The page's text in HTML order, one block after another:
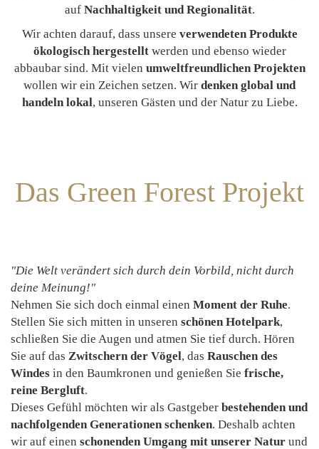
auf Nachhaltigkeit und Regionalität.
Wir achten darauf, dass unsere verwendeten Produkte
ökologisch hergestelltwerden und ebenso wieder
abbaubar sind. Mit vielen umweltfreundlichen Projekten
wollen wir ein Zeichen setzen. Wir denken global und
handeln lokal, unseren Gästen und der Natur zu Liebe.
Das Green Forest Projekt
"Die Welt verändert sich durch dein Vorbild, nicht durch
deine Meinung!"
Nehmen Sie sich doch einmal einen Moment der Ruhe.
Stellen Sie sich mitten in unseren schönen Hotelpark,
schließen Sie die Augen und atmen Sie tief durch. Hören
Sie auf das Zwitschern der Vögel, das Rauschen des
Windes in den Baumkronen und genießen Sie frische,
reine Bergluft.
Dieses Gefühl möchten wir als Gastgeber bestehenden und
nachfolgenden Generationen schenken. Deshalb achten
wir auf einen schonenden Umgang mit unserer Natur und